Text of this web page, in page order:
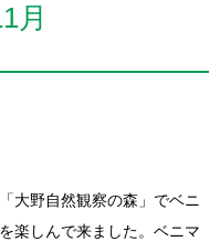
月
大野自然観察の森」でベニ
楽しんで来ました。ベニマ